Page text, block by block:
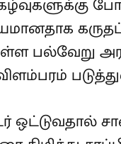
பல்வேறு